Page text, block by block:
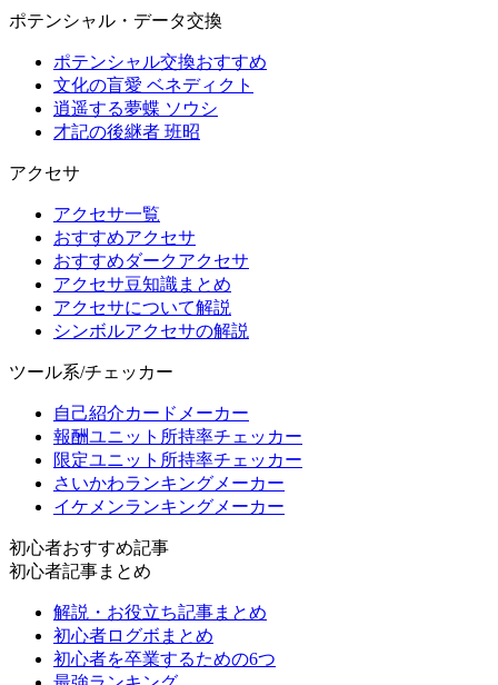
ポテンシャル・データ交換
ポテンシャル交換おすすめ
文化の盲愛 ベネディクト
逍遥する夢蝶 ソウシ
才記の後継者 班昭
アクセサ
アクセサ一覧
おすすめアクセサ
おすすめダークアクセサ
アクセサ豆知識まとめ
アクセサについて解説
シンボルアクセサの解説
ツール系/チェッカー
自己紹介カードメーカー
報酬ユニット所持率チェッカー
限定ユニット所持率チェッカー
さいかわランキングメーカー
イケメンランキングメーカー
初心者おすすめ記事
初心者記事まとめ
解説・お役立ち記事まとめ
初心者ログボまとめ
初心者を卒業するための6つ